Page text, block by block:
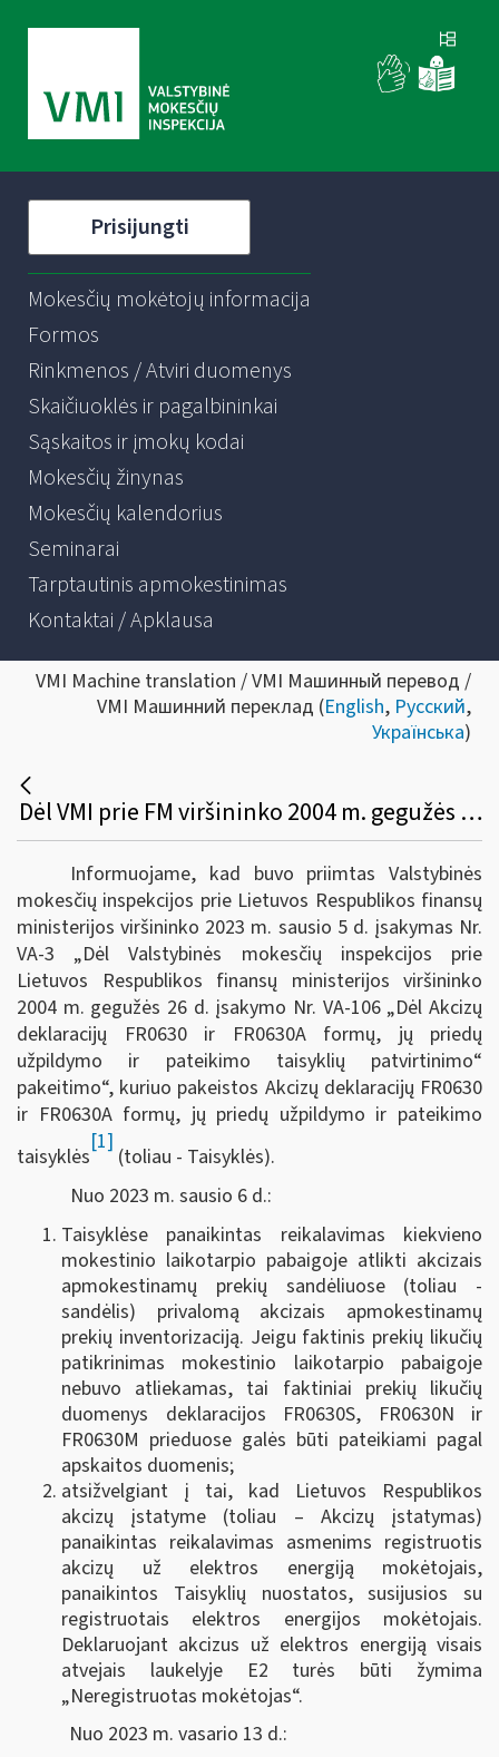
Prisijungti
Mokesčių mokėtojų informacija
Formos
Rinkmenos / Atviri duomenys
Skaičiuoklės ir pagalbininkai
Sąskaitos ir įmokų kodai
Mokesčių žinynas
Mokesčių kalendorius
Seminarai
Tarptautinis apmokestinimas
Kontaktai / Apklausa
VMI Machine translation / VMI Машинный перевод /
VMI Машинний переклад (English, Русский,
Українська)
Dėl VMI prie FM viršininko 2004 m. gegužės 26 d. įsakymo VA-106 pakeitimo
Informuojame, kad buvo priimtas Valstybinės
mokesčių inspekcijos prie Lietuvos Respublikos finansų
ministerijos viršininko 2023 m. sausio 5 d. įsakymas Nr.
VA-3 „Dėl Valstybinės mokesčių inspekcijos prie
Lietuvos Respublikos finansų ministerijos viršininko
2004 m. gegužės 26 d. įsakymo Nr. VA-106 „Dėl Akcizų
deklaracijų FR0630 ir FR0630A formų, jų priedų
užpildymo ir pateikimo taisyklių patvirtinimo“
pakeitimo“, kuriuo pakeistos Akcizų deklaracijų FR0630
ir FR0630A formų, jų priedų užpildymo ir pateikimo
taisyklės
[1]
(toliau - Taisyklės).
Nuo 2023 m. sausio 6 d.:
Taisyklėse panaikintas reikalavimas kiekvieno
mokestinio laikotarpio pabaigoje atlikti akcizais
apmokestinamų prekių sandėliuose (toliau -
sandėlis) privalomą akcizais apmokestinamų
prekių inventorizaciją. Jeigu faktinis prekių likučių
patikrinimas mokestinio laikotarpio pabaigoje
nebuvo atliekamas, tai faktiniai prekių likučių
duomenys deklaracijos FR0630S, FR0630N ir
FR0630M prieduose galės būti pateikiami pagal
apskaitos duomenis;
atsižvelgiant į tai, kad Lietuvos Respublikos
akcizų įstatyme (toliau – Akcizų įstatymas)
panaikintas reikalavimas asmenims registruotis
akcizų už elektros energiją mokėtojais,
panaikintos Taisyklių nuostatos, susijusios su
registruotais elektros energijos mokėtojais.
Deklaruojant akcizus už elektros energiją visais
atvejais laukelyje E2 turės būti žymima
„Neregistruotas mokėtojas“.
Nuo 2023 m. vasario 13 d.: